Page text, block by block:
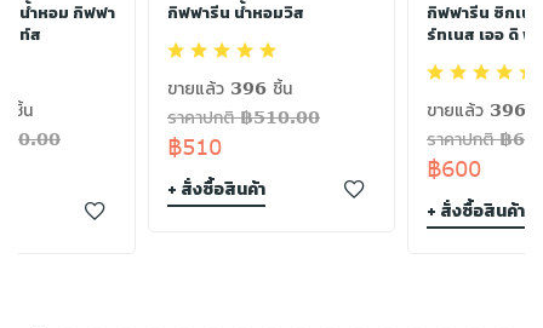
- น้ำหอม กิฟฟา
นท์ส
ชิ้น
กิฟฟารีน น้ำหอมวิส
ขายแล้ว 396 ชิ้น
ราคาปกติ ฿510.00
฿510
+ สั่งซื้อสินค้า
กิฟฟารีน ซิกเนเ
ร์ทเนส เออ ดิ พ
ขายแล้ว 396
ราคาปกติ ฿
฿600
+ สั่งซื้อสินค้า